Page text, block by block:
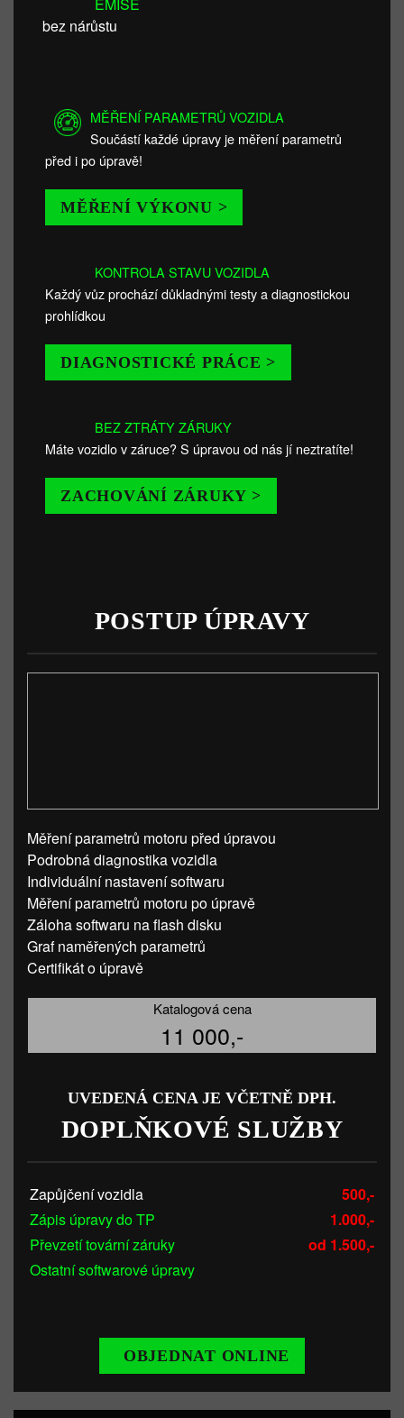
bez nárůstu
MĚŘENÍ PARAMETRŮ VOZIDLA
Součástí každé úpravy je měření parametrů
před i po úpravě!
MĚŘENÍ VÝKONU >
KONTROLA STAVU VOZIDLA
Každý vůz prochází důkladnými testy a diagnostickou
prohlídkou
DIAGNOSTICKÉ PRÁCE >
BEZ ZTRÁTY ZÁRUKY
Máte vozidlo v záruce? S úpravou od nás jí neztratíte!
ZACHOVÁNÍ ZÁRUKY >
POSTUP ÚPRAVY
Měření parametrů motoru před úpravou
Podrobná diagnostika vozidla
Individuální nastavení softwaru
Měření parametrů motoru po úpravě
Záloha softwaru na flash disku
Graf naměřených parametrů
Certifikát o úpravě
Katalogová cena
11 000,-
UVEDENÁ CENA JE VČETNĚ DPH.
DOPLŇKOVÉ SLUŽBY
Zapůjčení vozidla
500,-
Zápis úpravy do TP
1.000,-
Převzetí tovární záruky
od 1.500,-
Ostatní softwarové úpravy
OBJEDNAT ONLINE